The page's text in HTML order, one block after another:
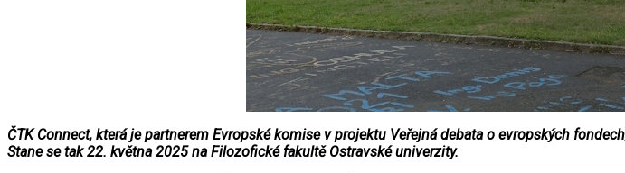
ČTK Connect, která je partnerem Evropské komise v projektu Veřejná debata o evropských
Stane se tak 22. května 2025 na Filozofické fakultě Ostravské univerzity.